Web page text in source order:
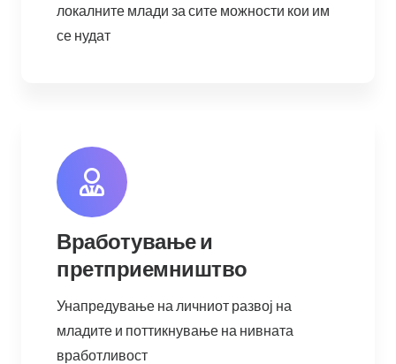
локалните млади за сите можности кои им
се нудат
Вработување и
претприемништво
Унапредување на личниот развој на
младите и поттикнување на нивната
вработливост